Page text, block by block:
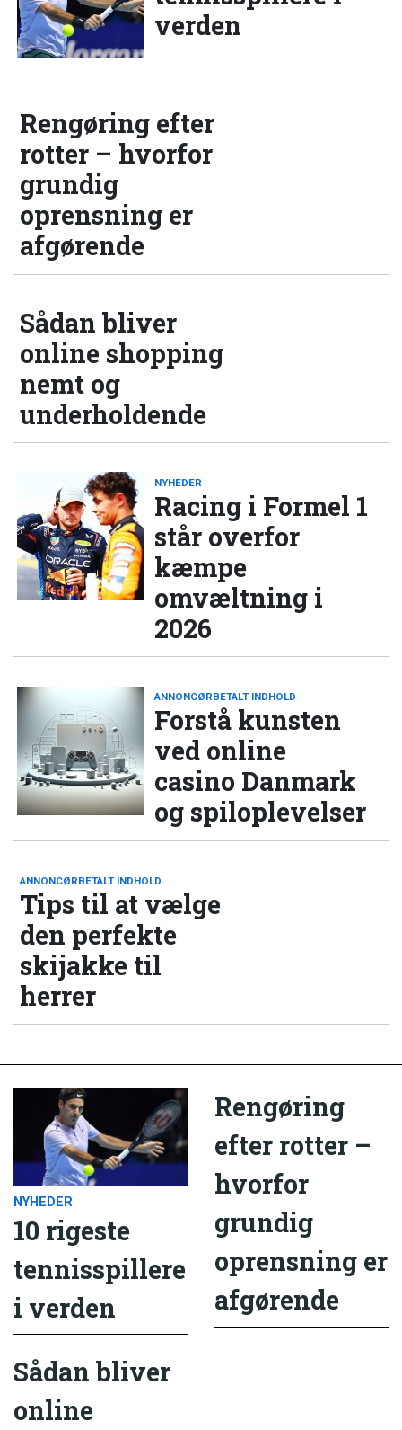
verden
Rengøring efter
rotter – hvorfor
grundig
oprensning er
afgørende
Sådan bliver
online shopping
nemt og
underholdende
NYHEDER
Racing i Formel 1
står overfor
kæmpe
omvæltning i
2026
ANNONCØRBETALT INDHOLD
Forstå kunsten
ved online
casino Danmark
og spiloplevelser
ANNONCØRBETALT INDHOLD
Tips til at vælge
den perfekte
skijakke til
herrer
NYHEDER
10 rigeste
tennisspillere
i verden
Rengøring
efter rotter –
hvorfor
grundig
oprensning er
afgørende
Sådan bliver
online